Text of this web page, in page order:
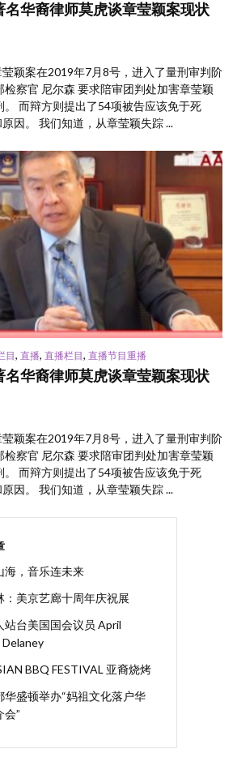
名华裔律师莫虎谈章莹颖案现状
颖案在2019年7月8号，进入了量刑审判阶
察官 尼尔森 要求陪审团判处加害章莹颖
。 而辩方则提出了54项被告应该免于死
因。 我们知道，从章莹颖失踪 ...
目, 直播, 直播栏目, 直播节目重播
名华裔律师莫虎谈章莹颖案现状
颖案在2019年7月8号，进入了量刑审判阶
察官 尼尔森 要求陪审团判处加害章莹颖
。 而辩方则提出了54项被告应该免于死
因。 我们知道，从章莹颖失踪 ...
海，音乐连未来
：美京艺廊十周年庆祝展
站台美国国会议员 April
BBQ FESTIVAL 亚裔烧烤
华盛顿举办“妈祖文化落户华
会”